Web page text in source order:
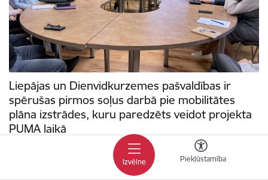
Izvēlne Piekļūstamība
Liepājas un Dienvidkurzemes pašvaldības ir
spērušas pirmos soļus darbā pie mobilitātes
plāna izstrādes, kuru paredzēts veidot projekta
PUMA laikā
Mobilitātes plāna mērķis ir sekmēt ērtas, drošas un pieejamas mobilitātes
veidošanu Liepājā un Dienvidkurzemes novadā. Mobilitātes plāna izstrādē